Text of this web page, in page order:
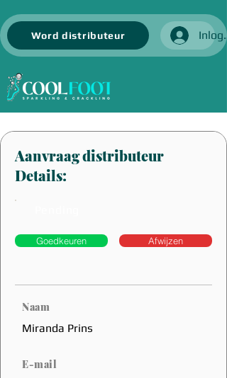
Word distributeur
Aanvraag distributeur
Details:
Goedkeuren Afwijzen
Naam
Miranda Prins
E-mail